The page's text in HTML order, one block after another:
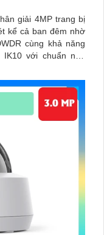
giải 4MP trang bị
kể cả ban đêm nhờ
cùng khả năng
với chuẩn nén